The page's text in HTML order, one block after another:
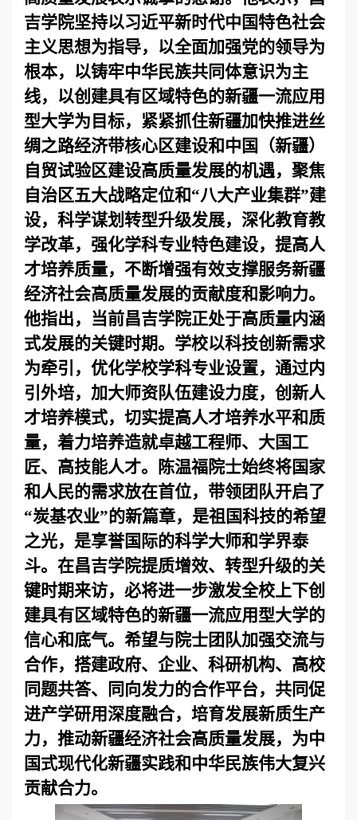
吉学院坚持以习近平新时代中国特色社会
主义思想为指导，以全面加强党的领导为
根本， 以铸牢中华民族共同体意识为主
线，以创建具有区域特色的新疆一流应用
型大学为目标，紧紧抓住新疆加快推进丝
绸之路经济带核心区建设和中国（新疆）
自贸试验区建设高质量发展的机遇，聚焦
自治区五大战略定位和“八大产业集群”建
设，科学谋划转型升级发展，深化教育教
学改革，强化学科专业特色建设，提高人
才培养质量，不断增强有效支撑服务新疆
经济社会高质量发展的贡献度和影响力。
他指出，当前昌吉学院正处于高质量内涵
式发展的关键时期。学校以科技创新需求
为牵引，优化学校学科专业设置，通过内
引外培，加大师资队伍建设力度，创新人
才培养模式，切实提高人才培养水平和质
量，着力培养造就卓越工程师、大国工
匠、高技能人才。陈温福院士始终将国家
和人民的需求放在首位，带领团队开启了
“炭基农业”的新篇章，是祖国科技的希望
之光，是享誉国际的科学大师和学界泰
斗。在昌吉学院提质增效、转型升级的关
键时期来访，必将进一步激发全校上下创
建具有区域特色的新疆一流应用型大学的
信心和底气。希望与院士团队加强交流与
合作，搭建政府、企业、科研机构、高校
同题共答、同向发力的合作平台，共同促
进产学研用深度融合，培育发展新质生产
力，推动新疆经济社会高质量发展，为中
国式现代化新疆实践和中华民族伟大复兴
贡献合力。